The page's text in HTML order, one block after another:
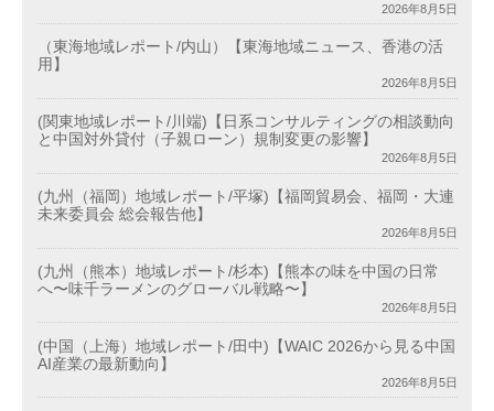
2026年8月5日
（東海地域レポート/内山）【東海地域ニュース、香港の活
用】
2026年8月5日
(関東地域レポート/川端)【日系コンサルティングの相談動向
と中国対外貸付（子親ローン）規制変更の影響】
2026年8月5日
(九州（福岡）地域レポート/平塚)【福岡貿易会、福岡・大連
未来委員会 総会報告他】
2026年8月5日
(九州（熊本）地域レポート/杉本)【熊本の味を中国の日常
へ〜味千ラーメンのグローバル戦略〜】
2026年8月5日
(中国（上海）地域レポート/田中)【WAIC 2026から見る中国
AI産業の最新動向】
2026年8月5日